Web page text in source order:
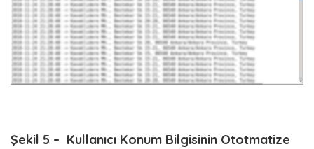
Şekil 5 – Kullanıcı Konum Bilgisinin Ototmatize